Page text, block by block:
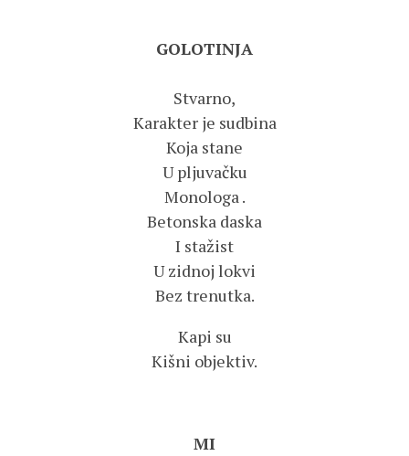
GOLOTINJA
Stvarno,
Karakter je sudbina
Koja stane
U pljuvačku
Monologa .
Betonska daska
I stažist
U zidnoj lokvi
Bez trenutka.
Kapi su
Kišni objektiv.
MI